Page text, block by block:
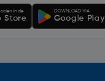
in de
Store
DOWNLOAD VIA
Google Play